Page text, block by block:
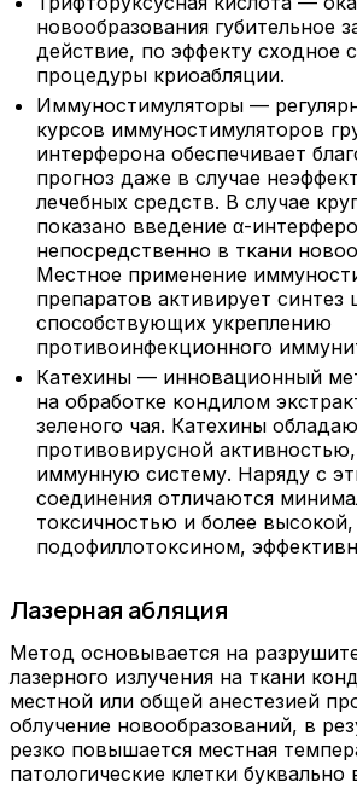
новообразования губительное
действие, по эффекту сходное
процедуры криоабляции.
Иммуностимуляторы —
курсов иммуностимуляторов
интерферона обеспечивает
прогноз даже в случае
лечебных средств. В случае
показано введение α-
непосредственно в ткани
Местное применение
препаратов активирует синтез
способствующих укреплению
противоинфекционного
Катехины — инновационный
на обработке кондилом
зеленого чая. Катехины
противовирусной
иммунную систему. Наряду с
соединения отличаются
токсичностью и более
подофиллотоксином,
Лазерная абляция
Метод основывается на
лазерного излучения на ткани
местной или общей анестезией
облучение новообразований, в
резко повышается местная
патологические клетки